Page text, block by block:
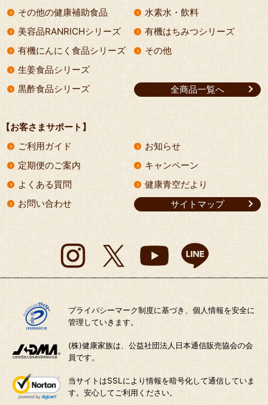
その他の健康補助食品
水素水・飲料
美容品RANRICHシリーズ
有機はちみつシリーズ
有機にんにく食品シリーズ
その他
生姜食品シリーズ
黒酢食品シリーズ
全商品一覧へ
【お客さまサポート】
ご利用ガイド
お知らせ
定期便のご案内
キャンペーン
よくある質問
健康青空だより
お問い合わせ
サイトマップ
プライバシーマーク制度に基づき、個人情報を安全に
管理していきます。
(株)健康家族は、公益社団法人日本通信販売協会の会
員です。
当サイトはSSLにより情報を暗号化して通信していま
す。安心してご利用ください。